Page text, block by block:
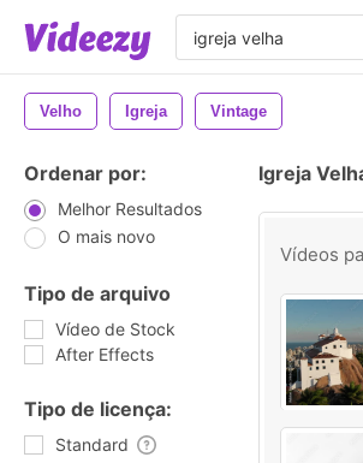
Velho Igreja Vintage
Ordenar por:
Melhor Resultados
O mais novo
Tipo de arquivo
Vídeo de Stock
After Effects
Tipo de licença:
Standard
Igreja
Vídeos